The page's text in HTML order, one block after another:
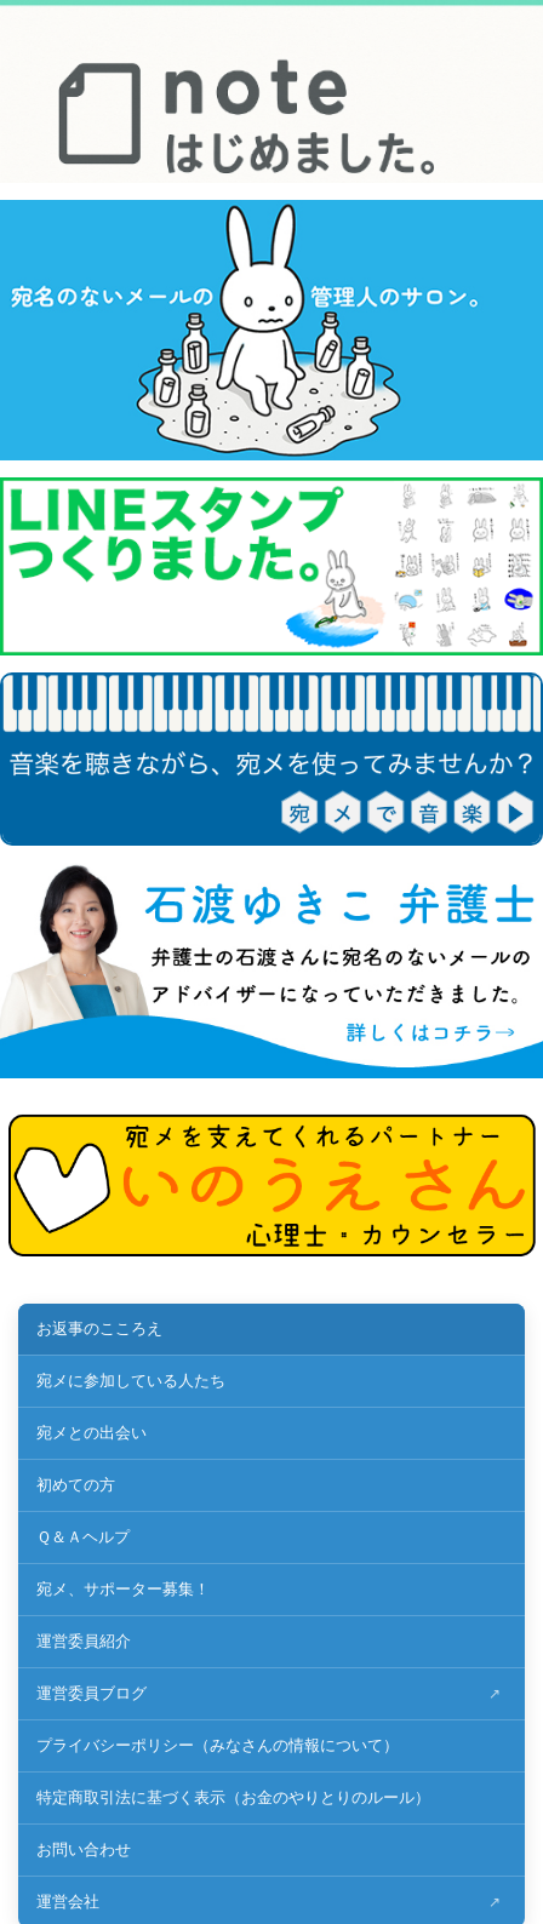
お返事のこころえ
宛メに参加している人たち
宛メとの出会い
初めての方
Ｑ＆Ａヘルプ
宛メ、サポーター募集！
運営委員紹介
運営委員ブログ
プライバシーポリシー（みなさんの情報について）
特定商取引法に基づく表示（お金のやりとりのルール）
お問い合わせ
運営会社